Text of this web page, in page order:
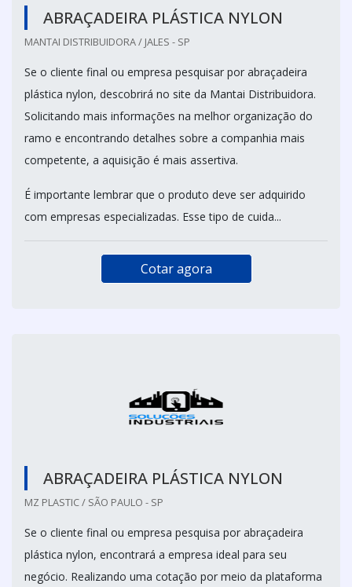
ABRAÇADEIRA PLÁSTICA NYLON
MANTAI DISTRIBUIDORA / JALES - SP
Se o cliente final ou empresa pesquisar por abraçadeira
plástica nylon, descobrirá no site da Mantai Distribuidora.
Solicitando mais informações na melhor organização do
ramo e encontrando detalhes sobre a companhia mais
competente, a aquisição é mais assertiva.
É importante lembrar que o produto deve ser adquirido
com empresas especializadas. Esse tipo de cuida...
Cotar agora
ABRAÇADEIRA PLÁSTICA NYLON
MZ PLASTIC / SÃO PAULO - SP
Se o cliente final ou empresa pesquisa por abraçadeira
plástica nylon, encontrará a empresa ideal para seu
negócio. Realizando uma cotação por meio da plataforma